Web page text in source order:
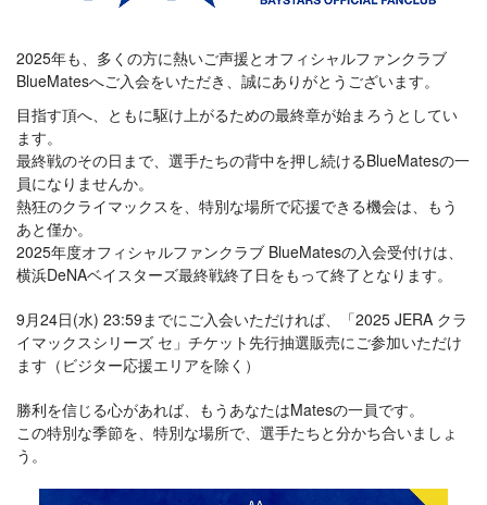
2025年も、多くの方に熱いご声援とオフィシャルファンクラブ
BlueMatesへご入会をいただき、誠にありがとうございます。
目指す頂へ、ともに駆け上がるための最終章が始まろうとしてい
ます。
最終戦のその日まで、選手たちの背中を押し続けるBlueMatesの一
員になりませんか。
熱狂のクライマックスを、特別な場所で応援できる機会は、もう
あと僅か。
2025年度オフィシャルファンクラブ BlueMatesの入会受付けは、
横浜DeNAベイスターズ最終戦終了日をもって終了となります。
9月24日(水) 23:59までにご入会いただければ、「2025 JERA クラ
イマックスシリーズ セ」チケット先行抽選販売にご参加いただけ
ます（ビジター応援エリアを除く）
勝利を信じる心があれば、もうあなたはMatesの一員です。
この特別な季節を、特別な場所で、選手たちと分かち合いましょ
う。